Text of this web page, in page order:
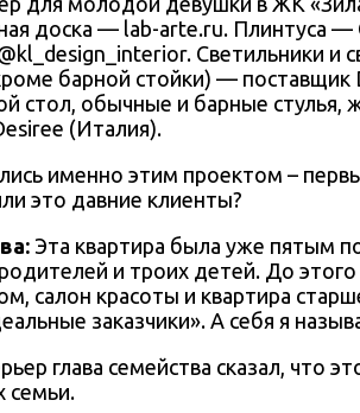
доска — lab-arte.ru. Плинтуса
Светильники и
барной стойки) —
стол, обычные и барные
(Италия).
именно этим проектом –
это давние клиенты?
: Эта квартира была уже пятым
и троих детей. До
салон красоты и квартира
заказчики». А себя я
глава семейства сказал, что
семьи.